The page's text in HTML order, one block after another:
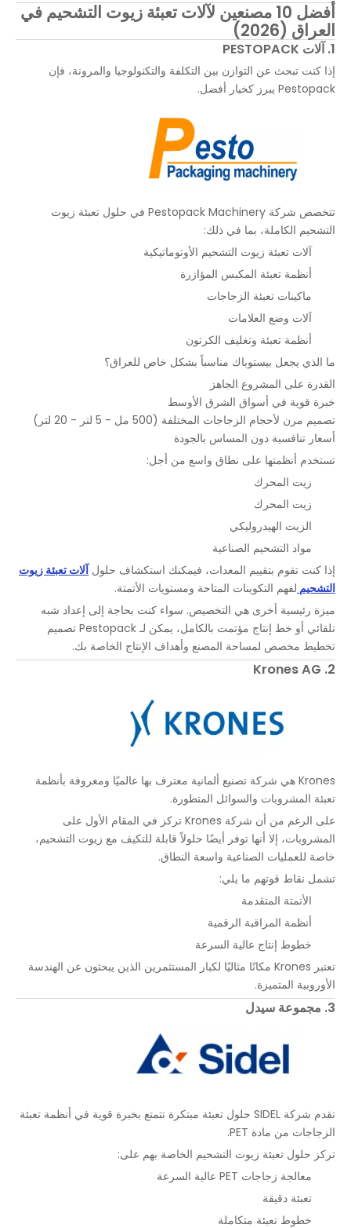
أفضل 10 مصنعين لآلات تعبئة زيوت التشحيم في
العراق (2026)
1. آلات PESTOPACK
إذا كنت تبحث عن التوازن بين التكلفة والتكنولوجيا والمرونة، فإن
Pestopack يبرز كخيار أفضل.
تتخصص شركة Pestopack Machinery في حلول تعبئة زيوت
التشحيم الكاملة، بما في ذلك:
آلات تعبئة زيوت التشحيم الأوتوماتيكية
أنظمة تعبئة المكبس المؤازرة
ماكينات تعبئة الزجاجات
آلات وضع العلامات
أنظمة تعبئة وتغليف الكرتون
ما الذي يجعل بيستوباك مناسباً بشكل خاص للعراق؟
القدرة على المشروع الجاهز
خبرة قوية في أسواق الشرق الأوسط
تصميم مرن لأحجام الزجاجات المختلفة (500 مل - 5 لتر - 20 لتر)
أسعار تنافسية دون المساس بالجودة
تستخدم أنظمتها على نطاق واسع من أجل:
زيت المحرك
زيت المحرك
الزيت الهيدروليكي
مواد التشحيم الصناعية
إذا كنت تقوم بتقييم المعدات، فيمكنك استكشاف حلول آلات تعبئة زيوت
التشحيم لفهم التكوينات المتاحة ومستويات الأتمتة.
ميزة رئيسية أخرى هي التخصيص. سواء كنت بحاجة إلى إعداد شبه
تلقائي أو خط إنتاج مؤتمت بالكامل، يمكن لـ Pestopack تصميم
تخطيط مخصص لمساحة المصنع وأهداف الإنتاج الخاصة بك.
2. Krones AG
Krones هي شركة تصنيع ألمانية معترف بها عالميًا ومعروفة بأنظمة
تعبئة المشروبات والسوائل المتطورة.
على الرغم من أن شركة Krones تركز في المقام الأول على
المشروبات، إلا أنها توفر أيضًا حلولاً قابلة للتكيف مع زيوت التشحيم،
خاصة للعمليات الصناعية واسعة النطاق.
تشمل نقاط قوتهم ما يلي:
الأتمتة المتقدمة
أنظمة المراقبة الرقمية
خطوط إنتاج عالية السرعة
تعتبر Krones مكانًا مثاليًا لكبار المستثمرين الذين يبحثون عن الهندسة
الأوروبية المتميزة.
3. مجموعة سيدل
تقدم شركة SIDEL حلول تعبئة مبتكرة تتمتع بخبرة قوية في أنظمة تعبئة
الزجاجات من مادة PET.
تركز حلول تعبئة زيوت التشحيم الخاصة بهم على:
معالجة زجاجات PET عالية السرعة
تعبئة دقيقة
خطوط تعبئة متكاملة